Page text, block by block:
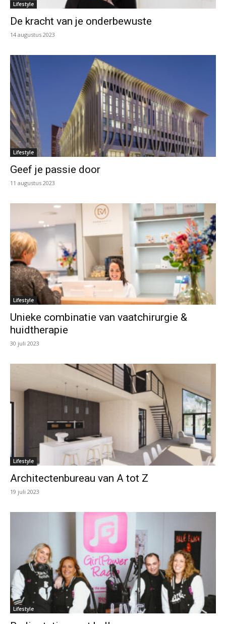
Lifestyle
De kracht van je onderbewuste
14 augustus 2023
Lifestyle
Geef je passie door
11 augustus 2023
Lifestyle
Unieke combinatie van vaatchirurgie &
huidtherapie
30 juli 2023
Lifestyle
Architectenbureau van A tot Z
19 juli 2023
Lifestyle